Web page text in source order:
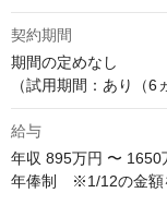
契約期間
期間の定めなし
（試用期間：あり（
給与
年収 895万円 〜 1650
年俸制　※1/12の金額